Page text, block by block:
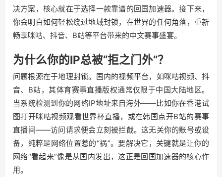
决方案，核心就在于选择一款靠谱的回国加速器。接下来，
你会明白如何轻松绕过地域封锁，在世界的任何角落，重新
畅享咪咕、抖音、B站等平台带来的中文赛事盛宴。
为什么你的IP总被“拒之门外”？
问题根源在于地理封锁。国内的视频平台，如咪咕视频、抖
音、B站，其体育赛事直播版权通常仅限于中国大陆地区。
当系统检测到你的网络IP地址来自海外——比如你在香港试
图打开咪咕视频观看世界杯直播，或在韩国点开B站的赛事
直播间——访问请求便会立刻被拦截。这无关你的账号或设
备，纯粹是网络位置惹的“祸”。要解决它，关键就是让你的
网络“看起来”像是从国内发出，这正是回国加速器的核心作
用。